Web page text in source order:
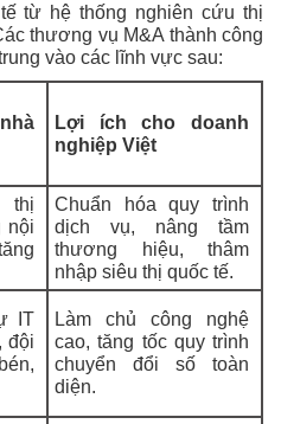
từ hệ thống nghiên cứu thị
thương vụ M&A thành công
vào các lĩnh vực sau:
Lợi ích cho doanh
nghiệp Việt
thị
nội
Chuẩn hóa quy trình
dịch vụ, nâng tầm
thương hiệu, thâm
nhập siêu thị quốc tế.
IT
đội
Làm chủ công nghệ
cao, tăng tốc quy trình
chuyển đổi số toàn
diện.